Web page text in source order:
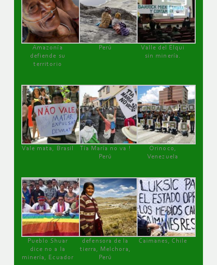
Amazonía
defiende su
territorio
Perú
Valle del Elqui
sin minería.
Vale mata, Brasil
Tía María no va !
Perú
Orinoco,
Venezuela
Pueblo Shuar
dice no a la
minería, Ecuador
defensora de la
tierra, Melchora,
Perú
Caimanes, Chile